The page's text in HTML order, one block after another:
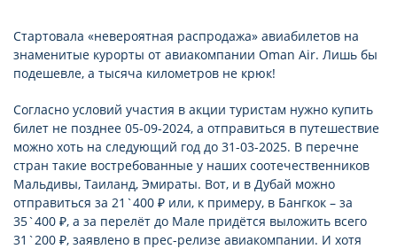
Стартовала «невероятная распродажа» авиабилетов на
знаменитые курорты от авиакомпании Oman Air. Лишь бы
подешевле, а тысяча километров не крюк!
Согласно условий участия в акции туристам нужно купить
билет не позднее 05-09-2024, а отправиться в путешествие
можно хоть на следующий год до 31-03-2025. В перечне
стран такие востребованные у наших соотечественников
Мальдивы, Таиланд, Эмираты. Вот, и в Дубай можно
отправиться за 21`400 ₽ или, к примеру, в Бангкок – за
35`400 ₽, а за перелёт до Мале придётся выложить всего
31`200 ₽, заявлено в прес-релизе авиакомпании. И хотя